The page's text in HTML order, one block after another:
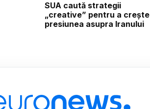
SUA caută strategii
„creative” pentru a crește
presiunea asupra Iranului